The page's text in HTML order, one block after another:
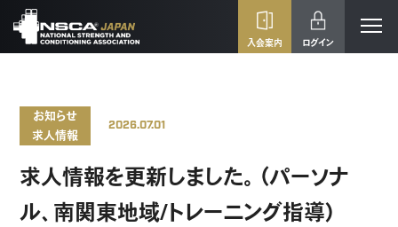
入会案内 ログイン
お知らせ
求人情報
2026.07.01
求人情報を更新しました。（パーソナ
ル、南関東地域/トレーニング指導）